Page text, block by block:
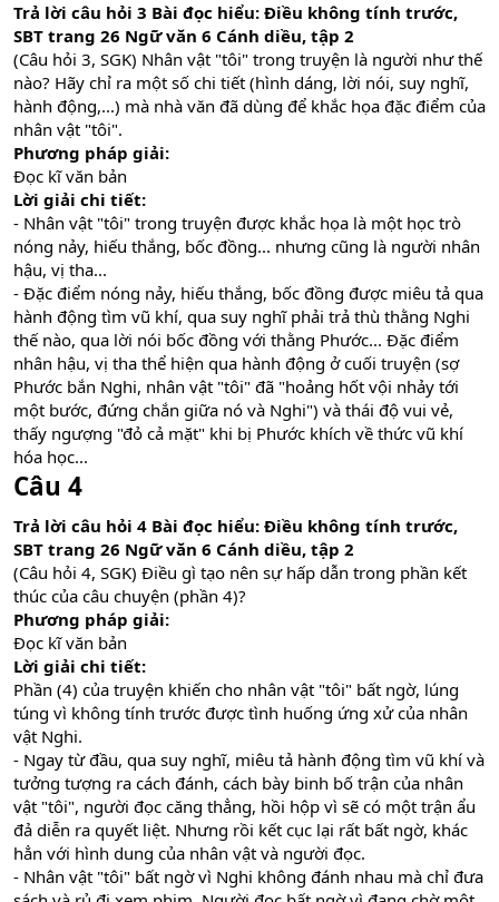
Trả lời câu hỏi 3 Bài đọc hiểu: Điều không tính trước,
SBT trang 26 Ngữ văn 6 Cánh diều, tập 2
(Câu hỏi 3, SGK) Nhân vật "tôi" trong truyện là người như thế
nào? Hãy chỉ ra một số chi tiết (hình dáng, lời nói, suy nghĩ,
hành động,...) mà nhà văn đã dùng để khắc họa đặc điểm của
nhân vật "tôi".
Phương pháp giải:
Đọc kĩ văn bản
Lời giải chi tiết:
- Nhân vật "tôi" trong truyện được khắc họa là một học trò
nóng nảy, hiếu thắng, bốc đồng... nhưng cũng là người nhân
hậu, vị tha...
- Đặc điểm nóng nảy, hiếu thắng, bốc đồng được miêu tả qua
hành động tìm vũ khí, qua suy nghĩ phải trả thù thằng Nghi
thế nào, qua lời nói bốc đồng với thằng Phước... Đặc điểm
nhân hậu, vị tha thể hiện qua hành động ở cuối truyện (sợ
Phước bắn Nghi, nhân vật "tôi" đã "hoảng hốt vội nhảy tới
một bước, đứng chắn giữa nó và Nghi") và thái độ vui vẻ,
thấy ngượng "đỏ cả mặt" khi bị Phước khích về thức vũ khí
hóa học...
Câu 4
Trả lời câu hỏi 4 Bài đọc hiểu: Điều không tính trước,
SBT trang 26 Ngữ văn 6 Cánh diều, tập 2
(Câu hỏi 4, SGK) Điều gì tạo nên sự hấp dẫn trong phần kết
thúc của câu chuyện (phần 4)?
Phương pháp giải:
Đọc kĩ văn bản
Lời giải chi tiết:
Phần (4) của truyện khiến cho nhân vật "tôi" bất ngờ, lúng
túng vì không tính trước được tình huống ứng xử của nhân
vật Nghi.
- Ngay từ đầu, qua suy nghĩ, miêu tả hành động tìm vũ khí và
tưởng tượng ra cách đánh, cách bày binh bố trận của nhân
vật "tôi", người đọc căng thẳng, hồi hộp vì sẽ có một trận ẩu
đả diễn ra quyết liệt. Nhưng rồi kết cục lại rất bất ngờ, khác
hẳn với hình dung của nhân vật và người đọc.
- Nhân vật "tôi" bất ngờ vì Nghi không đánh nhau mà chỉ đưa